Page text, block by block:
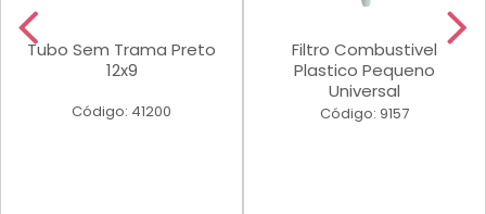
Tubo Sem Trama Preto
12x9
Código: 41200
Filtro Combustivel
Plastico Pequeno
Universal
Código: 9157